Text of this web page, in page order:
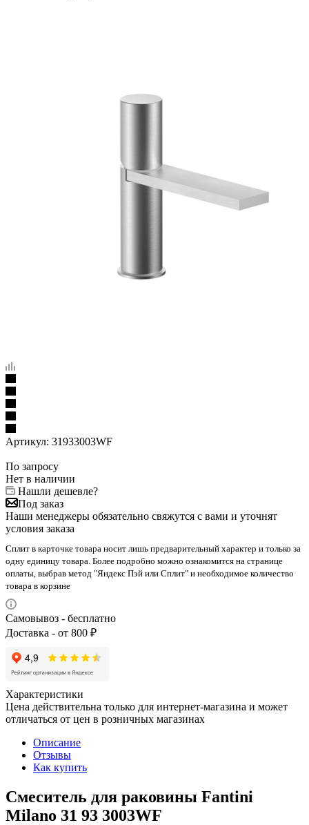
Артикул: 31933003WF
По запросу
Нет в наличии
Нашли дешевле?
Под заказ
Наши менеджеры обязательно свяжутся с вами и уточнят
условия заказа
Сплит в карточке товара носит лишь предварительный характер и только за
одну единицу товара. Более подробно можно ознакомится на странице
оплаты, выбрав метод "Яндекс Пэй или Сплит" и необходимое количество
товара в корзине
Самовывоз - бесплатно
Доставка - от 800 ₽
Характеристики
Цена действительна только для интернет-магазина и может
отличаться от цен в розничных магазинах
Описание
Отзывы
Как купить
Смеситель для раковины Fantini
Milano 31 93 3003WF